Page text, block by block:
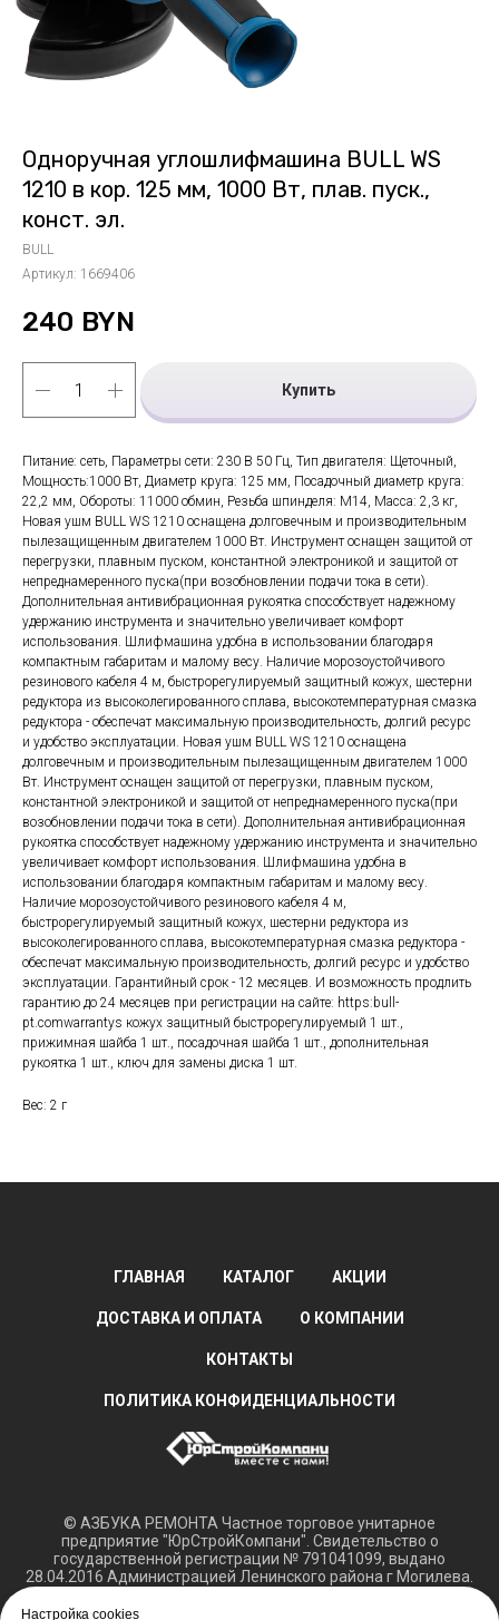
Настройка cookies
Одноручная углошлифмашина BULL WS
1210 в кор. 125 мм, 1000 Вт, плав. пуск.,
конст. эл.
BULL
Артикул: 1669406
240 BYN
Купить
Питание: сеть, Параметры сети: 230 В 50 Гц, Тип двигателя: Щеточный,
Мощность:1000 Вт, Диаметр круга: 125 мм, Посадочный диаметр круга:
22,2 мм, Обороты: 11000 обмин, Резьба шпинделя: M14, Масса: 2,3 кг,
Новая ушм BULL WS 1210 оснащена долговечным и производительным
пылезащищенным двигателем 1000 Вт. Инструмент оснащен защитой от
перегрузки, плавным пуском, константной электроникой и защитой от
непреднамеренного пуска(при возобновлении подачи тока в сети).
Дополнительная антивибрационная рукоятка способствует надежному
удержанию инструмента и значительно увеличивает комфорт
использования. Шлифмашина удобна в использовании благодаря
компактным габаритам и малому весу. Наличие морозоустойчивого
резинового кабеля 4 м, быстрорегулируемый защитный кожух, шестерни
редуктора из высоколегированного сплава, высокотемпературная смазка
редуктора - обеспечат максимальную производительность, долгий ресурс
и удобство эксплуатации. Новая ушм BULL WS 1210 оснащена
долговечным и производительным пылезащищенным двигателем 1000
Вт. Инструмент оснащен защитой от перегрузки, плавным пуском,
константной электроникой и защитой от непреднамеренного пуска(при
возобновлении подачи тока в сети). Дополнительная антивибрационная
рукоятка способствует надежному удержанию инструмента и значительно
увеличивает комфорт использования. Шлифмашина удобна в
использовании благодаря компактным габаритам и малому весу.
Наличие морозоустойчивого резинового кабеля 4 м,
быстрорегулируемый защитный кожух, шестерни редуктора из
высоколегированного сплава, высокотемпературная смазка редуктора -
обеспечат максимальную производительность, долгий ресурс и удобство
эксплуатации. Гарантийный срок - 12 месяцев. И возможность продлить
гарантию до 24 месяцев при регистрации на сайте: https:bull-
pt.comwarrantys кожух защитный быстрорегулируемый 1 шт.,
прижимная шайба 1 шт., посадочная шайба 1 шт., дополнительная
рукоятка 1 шт., ключ для замены диска 1 шт.
Вес: 2 г
ГЛАВНАЯ КАТАЛОГ АКЦИИ
ДОСТАВКА И ОПЛАТА О КОМПАНИИ
КОНТАКТЫ
ПОЛИТИКА КОНФИДЕНЦИАЛЬНОСТИ
© АЗБУКА РЕМОНТА Частное торговое унитарное
предприятие "ЮрСтройКомпани". Свидетельство о
государственной регистрации № 791041099, выдано
28.04.2016 Администрацией Ленинского района г Могилева.